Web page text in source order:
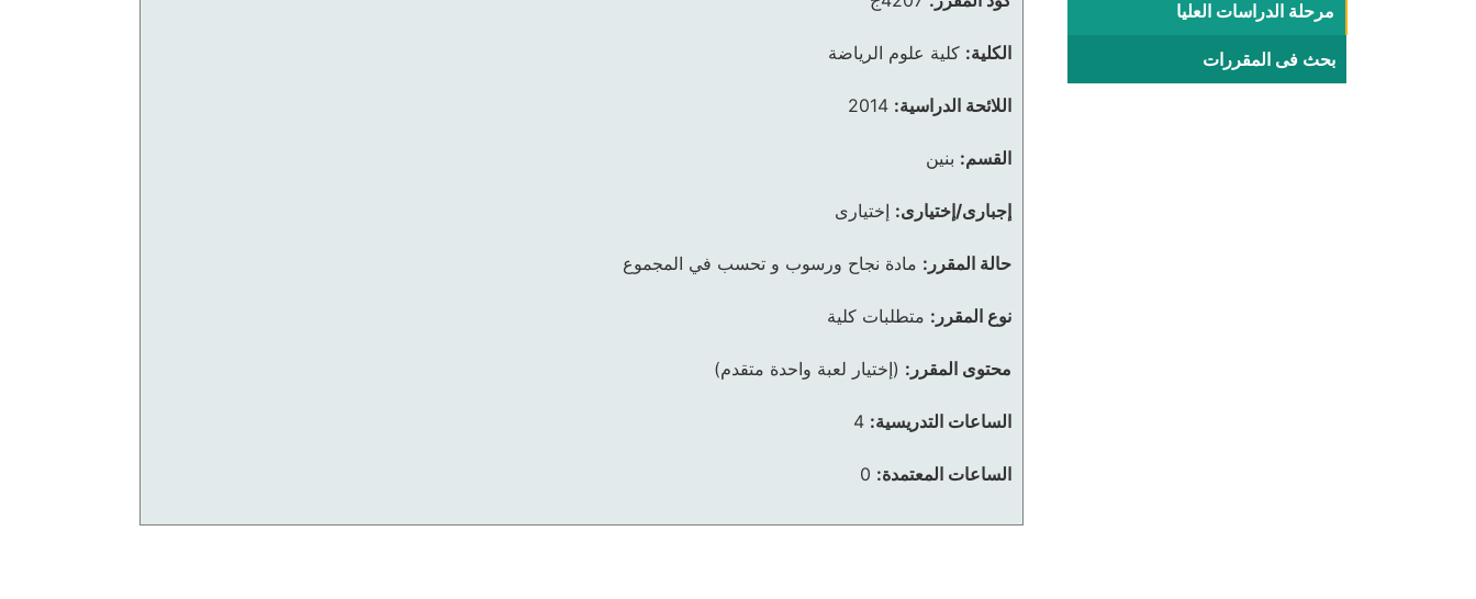
مرحلة الدراسات العليا
بحث فى المقررات الكلية: كلية علوم الرياضة
اللائحة الدراسية: 2014
القسم: بنين
إجبارى/إختيارى: إختيارى
حالة المقرر: مادة نجاح ورسوب و تحسب في المجموع
نوع المقرر: متطلبات كلية
محتوى المقرر: (إختيار لعبة واحدة متقدم)
الساعات التدريسية: 4
الساعات المعتمدة: 0